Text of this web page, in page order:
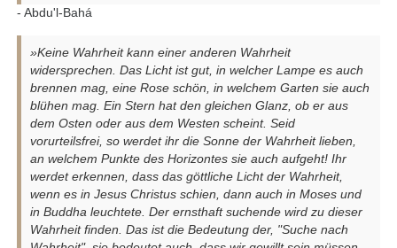
- Abdu'l-Bahá
»Keine Wahrheit kann einer anderen Wahrheit
widersprechen. Das Licht ist gut, in welcher Lampe es auch
brennen mag, eine Rose schön, in welchem Garten sie auch
blühen mag. Ein Stern hat den gleichen Glanz, ob er aus
dem Osten oder aus dem Westen scheint. Seid
vorurteilsfrei, so werdet ihr die Sonne der Wahrheit lieben,
an welchem Punkte des Horizontes sie auch aufgeht! Ihr
werdet erkennen, dass das göttliche Licht der Wahrheit,
wenn es in Jesus Christus schien, dann auch in Moses und
in Buddha leuchtete. Der ernsthaft suchende wird zu dieser
Wahrheit finden. Das ist die Bedeutung der, "Suche nach